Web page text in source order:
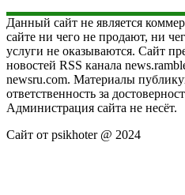
Данный сайт не является
сайте ни чего не продают, ни
услуги не оказываются. Сайт
новостей RSS канала
newsru.com. Материалы
ответственность за
Администрация сайта не несёт.
Сайт от psikhoter @ 2024